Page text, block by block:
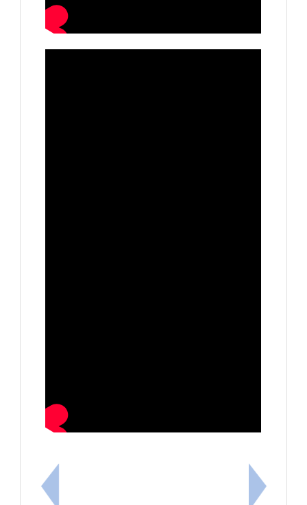
上一筆：★★★圖書室公告：114學年度下學期布
下一筆：